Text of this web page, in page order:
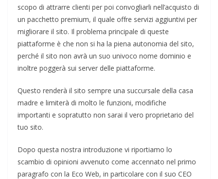
scopo di attrarre clienti per poi convogliarli nell’acquisto di
un pacchetto premium, il quale offre servizi aggiuntivi per
migliorare il sito. Il problema principale di queste
piattaforme è che non si ha la piena autonomia del sito,
perché il sito non avrà un suo univoco nome dominio e
inoltre poggerà sui server delle piattaforme.
Questo renderà il sito sempre una succursale della casa
madre e limiterà di molto le funzioni, modifiche
importanti e sopratutto non sarai il vero proprietario del
tuo sito.
Dopo questa nostra introduzione vi riportiamo lo
scambio di opinioni avvenuto come accennato nel primo
paragrafo con la Eco Web, in particolare con il suo CEO